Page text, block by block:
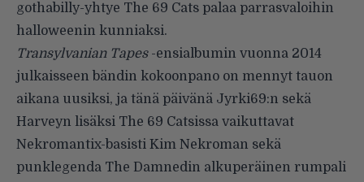
gothabilly-yhtye The 69 Cats palaa parrasvaloihin
halloweenin kunniaksi.
Transylvanian Tapes-ensialbumin vuonna 2014
julkaisseen bändin kokoonpano on mennyt tauon
aikana uusiksi, ja tänä päivänä Jyrki69:n sekä
Harveyn lisäksi The 69 Catsissa vaikuttavat
Nekromantix-basisti Kim Nekroman sekä
punklegenda The Damnedin alkuperäinen rumpali